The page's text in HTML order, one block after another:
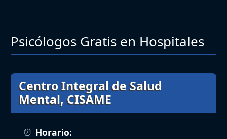
Psicólogos Gratis en Hospitales
Centro Integral de Salud
Mental, CISAME
Horario: